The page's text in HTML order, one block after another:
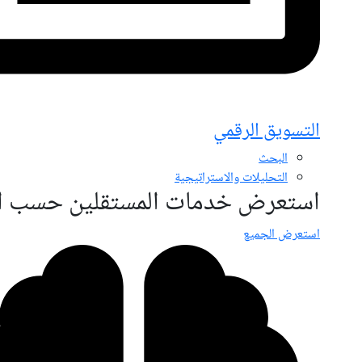
التسويق الرقمي
البحث
التحليلات والاستراتيجية
استعرض خدمات المستقلين حسب
استعرض الجميع